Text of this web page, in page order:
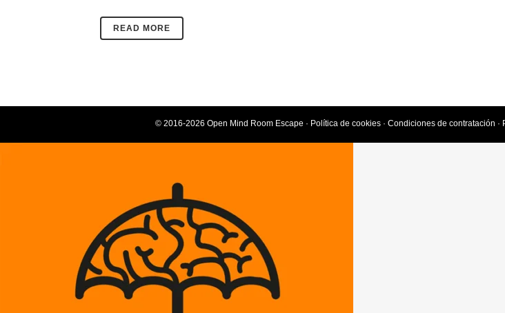
READ MORE
© 2016-2026 Open Mind Room Escape · Política de cookies · Condiciones de contratación ·